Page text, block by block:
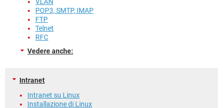
POP3, SMTP, IMAP
FTP
Telnet
RFC
Vedere anche:
Intranet
Intranet su Linux
Installazione di Linux